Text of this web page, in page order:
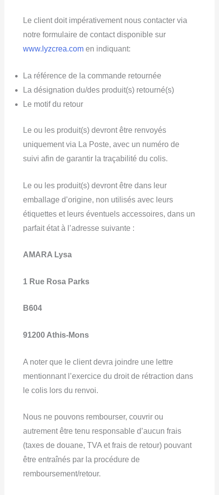
Le client doit impérativement nous contacter via
notre formulaire de contact disponible sur
www.lyzcrea.com en indiquant:
La référence de la commande retournée
La désignation du/des produit(s) retourné(s)
Le motif du retour
Le ou les produit(s) devront être renvoyés
uniquement via La Poste, avec un numéro de
suivi afin de garantir la traçabilité du colis.
Le ou les produit(s) devront être dans leur
emballage d’origine, non utilisés avec leurs
étiquettes et leurs éventuels accessoires, dans un
parfait état à l’adresse suivante :
AMARA Lysa
1 Rue Rosa Parks
B604
91200 Athis-Mons
A noter que le client devra joindre une lettre
mentionnant l’exercice du droit de rétraction dans
le colis lors du renvoi.
Nous ne pouvons rembourser, couvrir ou
autrement être tenu responsable d’aucun frais
(taxes de douane, TVA et frais de retour) pouvant
être entraînés par la procédure de
remboursement/retour.